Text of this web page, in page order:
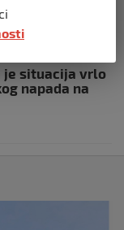
je situacija vrlo
napada na